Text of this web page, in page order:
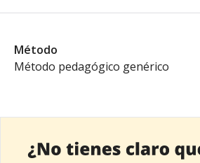
Método
Método pedagógico genérico